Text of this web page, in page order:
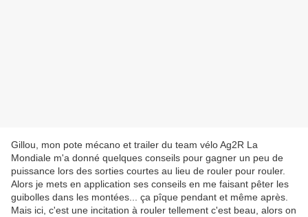
Gillou, mon pote mécano et trailer du team vélo Ag2R La
Mondiale m'a donné quelques conseils pour gagner un peu de
puissance lors des sorties courtes au lieu de rouler pour rouler.
Alors je mets en application ses conseils en me faisant pêter les
guibolles dans les montées... ça pîque pendant et même après.
Mais ici, c'est une incitation à rouler tellement c'est beau, alors on